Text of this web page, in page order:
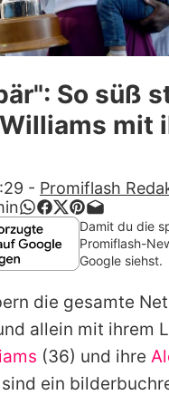
Familie & Liebe
Promiflash Exklusiv
Themen auf
App runterladen
Team
Impressum
So süß
mit
- Promiflash
Damit du die
Promiflash-
Google siehst.
die gesamte
allein mit ihrem
(36) und ihre
sind ein